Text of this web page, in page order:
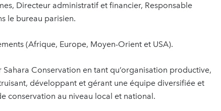
Directeur administratif et financier, Responsable
le bureau parisien.
(Afrique, Europe, Moyen-Orient et USA).
Conservation en tant qu’organisation productive,
développant et gérant une équipe diversifiée et
conservation au niveau local et national.